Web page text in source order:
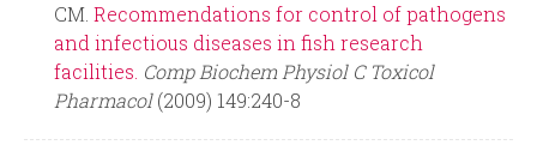
s
q
u
CM. Recommendations for control of pathogens
and infectious diseases in fish research
facilities. Comp Biochem Physiol C Toxicol
Pharmacol(2009) 149:240-8